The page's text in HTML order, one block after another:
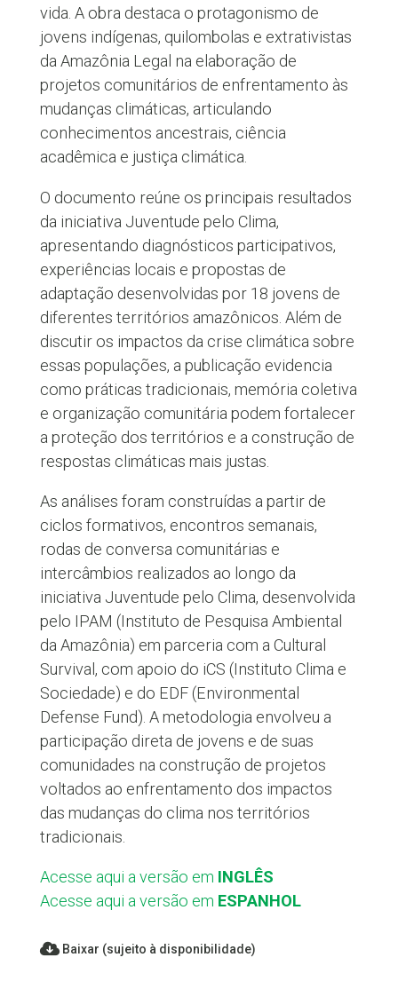
vida. A obra destaca o protagonismo de
jovens indígenas, quilombolas e extrativistas
da Amazônia Legal na elaboração de
projetos comunitários de enfrentamento às
mudanças climáticas, articulando
conhecimentos ancestrais, ciência
acadêmica e justiça climática.
O documento reúne os principais resultados
da iniciativa Juventude pelo Clima,
apresentando diagnósticos participativos,
experiências locais e propostas de
adaptação desenvolvidas por 18 jovens de
diferentes territórios amazônicos. Além de
discutir os impactos da crise climática sobre
essas populações, a publicação evidencia
como práticas tradicionais, memória coletiva
e organização comunitária podem fortalecer
a proteção dos territórios e a construção de
respostas climáticas mais justas.
As análises foram construídas a partir de
ciclos formativos, encontros semanais,
rodas de conversa comunitárias e
intercâmbios realizados ao longo da
iniciativa Juventude pelo Clima, desenvolvida
pelo IPAM (Instituto de Pesquisa Ambiental
da Amazônia) em parceria com a Cultural
Survival, com apoio do iCS (Instituto Clima e
Sociedade) e do EDF (Environmental
Defense Fund). A metodologia envolveu a
participação direta de jovens e de suas
comunidades na construção de projetos
voltados ao enfrentamento dos impactos
das mudanças do clima nos territórios
tradicionais.
Acesse aqui a versão em INGLÊS
Acesse aqui a versão em ESPANHOL
Baixar (sujeito à disponibilidade)